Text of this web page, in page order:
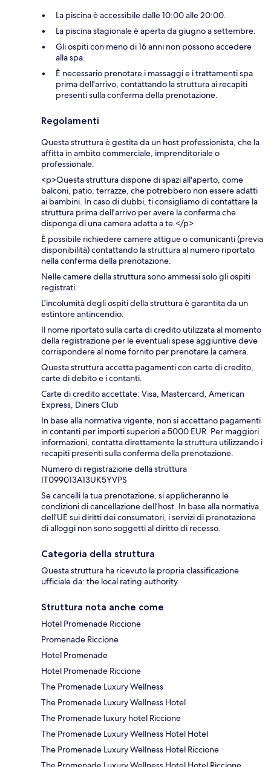
La piscina è accessibile dalle 10:00 alle 20:00.
La piscina stagionale è aperta da giugno a settembre.
Gli ospiti con meno di 16 anni non possono accedere
alla spa.
È necessario prenotare i massaggi e i trattamenti spa
prima dell'arrivo, contattando la struttura ai recapiti
presenti sulla conferma della prenotazione.
Regolamenti
Questa struttura è gestita da un host professionista, che la
affitta in ambito commerciale, imprenditoriale o
professionale.
<p>Questa struttura dispone di spazi all'aperto, come
balconi, patio, terrazze, che potrebbero non essere adatti
ai bambini. In caso di dubbi, ti consigliamo di contattare la
struttura prima dell'arrivo per avere la conferma che
disponga di una camera adatta a te.</p>
È possibile richiedere camere attigue o comunicanti (previa
disponibilità) contattando la struttura al numero riportato
nella conferma della prenotazione.
Nelle camere della struttura sono ammessi solo gli ospiti
registrati.
L'incolumità degli ospiti della struttura è garantita da un
estintore antincendio.
Il nome riportato sulla carta di credito utilizzata al momento
della registrazione per le eventuali spese aggiuntive deve
corrispondere al nome fornito per prenotare la camera.
Questa struttura accetta pagamenti con carte di credito,
carte di debito e i contanti.
Carte di credito accettate: Visa, Mastercard, American
Express, Diners Club
In base alla normativa vigente, non si accettano pagamenti
in contanti per importi superiori a 5000 EUR. Per maggiori
informazioni, contatta direttamente la struttura utilizzando i
recapiti presenti sulla conferma della prenotazione.
Numero di registrazione della struttura
IT099013A13UK5YVPS
Se cancelli la tua prenotazione, si applicheranno le
condizioni di cancellazione dell’host. In base alla normativa
dell’UE sui diritti dei consumatori, i servizi di prenotazione
di alloggi non sono soggetti al diritto di recesso.
Categoria della struttura
Questa struttura ha ricevuto la propria classificazione
ufficiale da: the local rating authority.
Struttura nota anche come
Hotel Promenade Riccione
Promenade Riccione
Hotel Promenade
Hotel Promenade Riccione
The Promenade Luxury Wellness
The Promenade Luxury Wellness Hotel
The Promenade luxury hotel Riccione
The Promenade Luxury Wellness Hotel Hotel
The Promenade Luxury Wellness Hotel Riccione